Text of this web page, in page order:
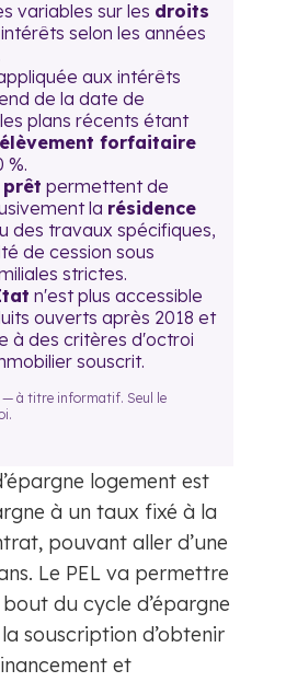
variables sur les droits
selon les années
aux intérêts
de la date de
plans récents étant
forfaitaire
%.
permettent de
la résidence
des travaux spécifiques,
de cession sous
strictes.
n'est plus accessible
ouverts après 2018 et
à des critères d'octroi
souscrit.
— à titre informatif. Seul le
logement est
à un taux fixé à la
pouvant aller d’une
Le PEL va permettre
du cycle d’épargne
souscription d’obtenir
et